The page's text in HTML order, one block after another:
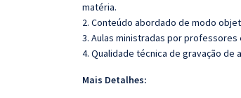
matéria.
2. Conteúdo abordado de modo
3. Aulas ministradas por
4. Qualidade técnica de gravação de
Mais Detalhes: